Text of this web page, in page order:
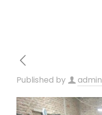
Published by admin